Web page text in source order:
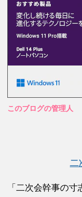
このブログの管理人
二
「二次会幹事の